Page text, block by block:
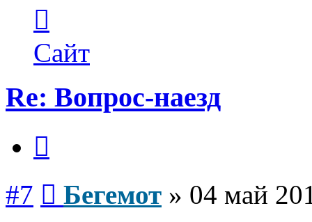
пользователя
Бегемот
Сайт
Re: Вопрос-наезд
#7 Бегемот » 04 май